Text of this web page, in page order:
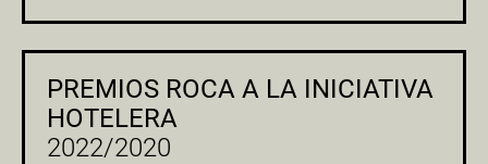
PREMIOS ROCA A LA INICIATIVA
HOTELERA
2022/2020